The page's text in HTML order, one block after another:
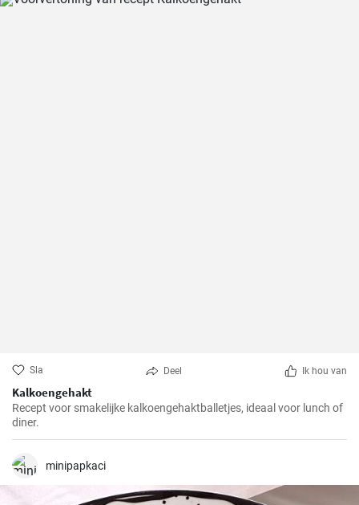
Sla Deel Ik hou van
Kalkoengehakt
Recept voor smakelijke kalkoengehaktballetjes, ideaal voor lunch of
diner.
minipapkaci